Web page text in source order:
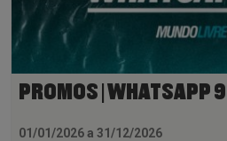
PROMOS | WHATSAPP
01/01/2026 a 31/12/2026